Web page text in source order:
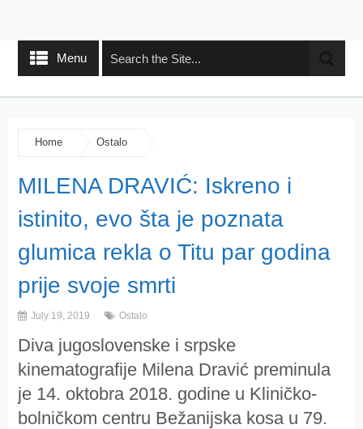
Menu
Home Ostalo
MILENA DRAVIĆ: Iskreno i
istinito, evo šta je poznata
glumica rekla o Titu par godina
prije svoje smrti
July 19, 2019 Ostalo
Diva jugoslovenske i srpske
kinematografije Milena Dravić preminula
je 14. oktobra 2018. godine u Kliničko-
bolničkom centru Bežanijska kosa u 79.